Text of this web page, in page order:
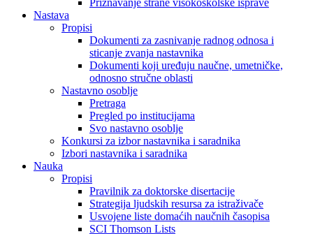
Priznavanje strane visokoškolske isprave
Nastava
Propisi
Dokumenti za zasnivanje radnog odnosa i
sticanje zvanja nastavnika
Dokumenti koji uređuju naučne, umetničke,
odnosno stručne oblasti
Nastavno osoblje
Pretraga
Pregled po institucijama
Svo nastavno osoblje
Konkursi za izbor nastavnika i saradnika
Izbori nastavnika i saradnika
Nauka
Propisi
Pravilnik za doktorske disertacije
Strategija ljudskih resursa za istraživače
Usvojene liste domaćih naučnih časopisa
SCI Thomson Lists